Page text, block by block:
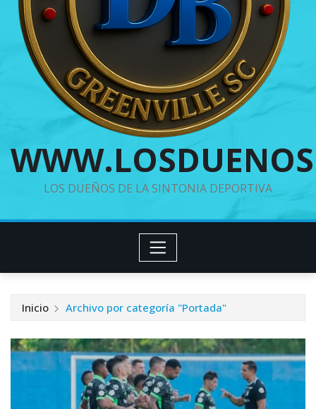
LOS DUEÑOS DE LA SINTONIA DEPORTIVA
Inicio Archivo por categoría "Portada"